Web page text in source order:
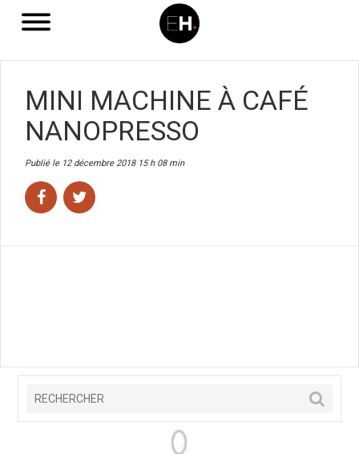
MINI MACHINE À CAFÉ
NANOPRESSO
Publié le 12 décembre 2018 15 h 08 min